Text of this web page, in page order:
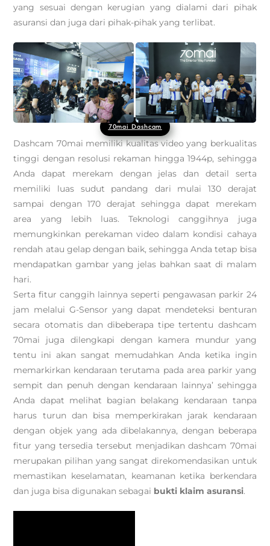
yang sesuai dengan kerugian yang dialami dari pihak
asuransi dan juga dari pihak-pihak yang terlibat.
70mai Dashcam
Dashcam 70mai memiliki kualitas video yang berkualitas
tinggi dengan resolusi rekaman hingga 1944p, sehingga
Anda dapat merekam dengan jelas dan detail serta
memiliki luas sudut pandang dari mulai 130 derajat
sampai dengan 170 derajat sehingga dapat merekam
area yang lebih luas. Teknologi canggihnya juga
memungkinkan perekaman video dalam kondisi cahaya
rendah atau gelap dengan baik, sehingga Anda tetap bisa
mendapatkan gambar yang jelas bahkan saat di malam
hari.
Serta fitur canggih lainnya seperti pengawasan parkir 24
jam melalui G-Sensor yang dapat mendeteksi benturan
secara otomatis dan dibeberapa tipe tertentu dashcam
70mai juga dilengkapi dengan kamera mundur yang
tentu ini akan sangat memudahkan Anda ketika ingin
memarkirkan kendaraan terutama pada area parkir yang
sempit dan penuh dengan kendaraan lainnya’ sehingga
Anda dapat melihat bagian belakang kendaraan tanpa
harus turun dan bisa memperkirakan jarak kendaraan
dengan objek yang ada dibelakannya, dengan beberapa
fitur yang tersedia tersebut menjadikan dashcam 70mai
merupakan pilihan yang sangat direkomendasikan untuk
memastikan keselamatan, keamanan ketika berkendara
dan juga bisa digunakan sebagai bukti klaim asuransi.